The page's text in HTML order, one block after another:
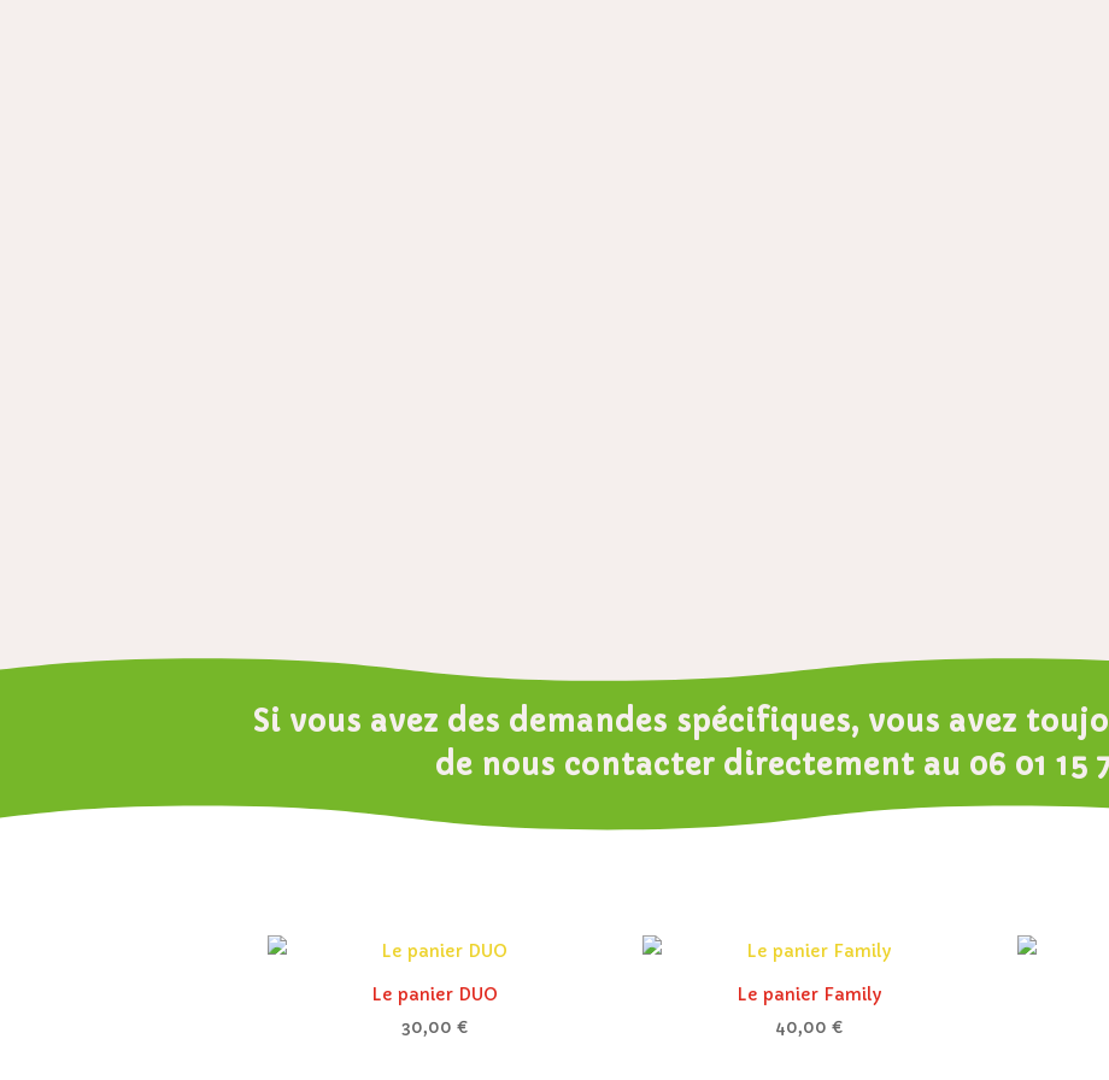
Si vous avez des demandes spécifiques, vous avez
de nous contacter directement au 06 01 15
Le panier DUO
30,00 €
Le panier Family
40,00€